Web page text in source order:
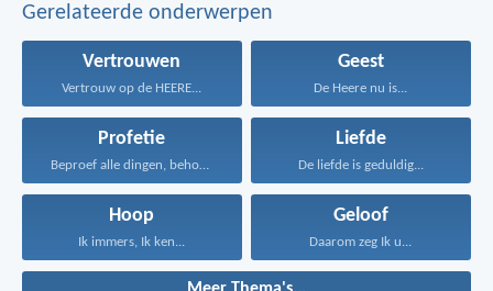
Gerelateerde onderwerpen
Vertrouwen
Vertrouw op de HEERE...
Geest
De Heere nu is...
Profetie
Beproef alle dingen, behoud...
Liefde
De liefde is geduldig...
Hoop
Ik immers, Ik ken...
Geloof
Daarom zeg Ik u...